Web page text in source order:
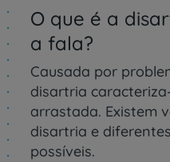
O que é a
a fala?
Causada por
disartria
arrastada. Existem
disartria e
possíveis.